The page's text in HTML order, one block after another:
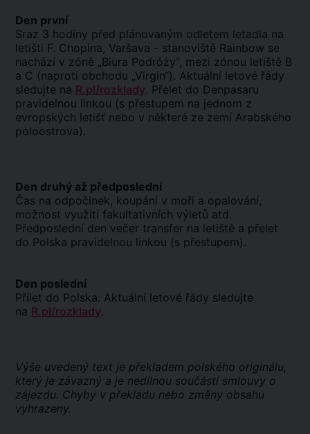
Den první
Sraz 3 hodiny před plánovaným odletem letadla na
letišti F. Chopina, Varšava - stanoviště Rainbow se
nachází v zóně „Biura Podróży“, mezi zónou letiště B
a C (naproti obchodu „Virgin“). Aktuální letové řády
sledujte na R.pl/rozklady. Přelet do Denpasaru
pravidelnou linkou (s přestupem na jednom z
evropských letišť nebo v některé ze zemí Arabského
poloostrova).
Den druhý až předposlední
Čas na odpočinek, koupání v moři a opalování,
možnost využití fakultativních výletů atd.
Předposlední den večer transfer na letiště a přelet
do Polska pravidelnou linkou (s přestupem).
Den poslední
Přílet do Polska. Aktuální letové řády sledujte
na R.pl/rozklady.
Výše uvedený text je překladem polského originálu,
který je závazný a je nedílnou součástí smlouvy o
zájezdu. Chyby v překladu nebo změny obsahu
vyhrazeny.